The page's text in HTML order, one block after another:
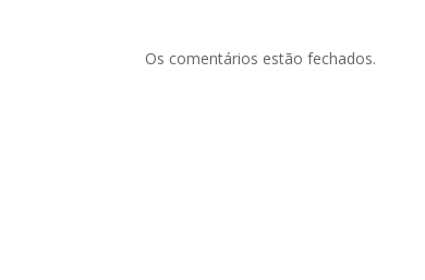
Os comentários estão fechados.